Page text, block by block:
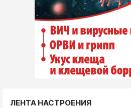
ЛЕНТА НАСТРОЕНИЯ